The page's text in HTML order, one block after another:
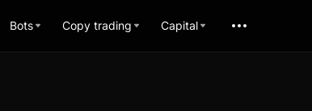
Bots Copy trading Capital